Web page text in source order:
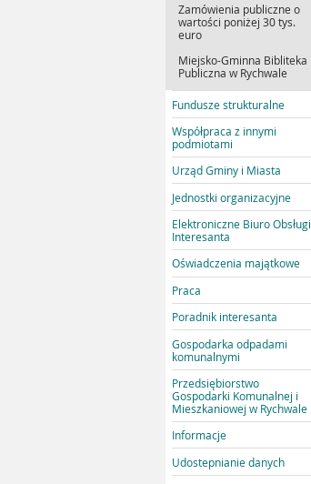
Zamówienia publiczne o
wartości poniżej 30 tys.
euro
Miejsko-Gminna Bibliteka
Publiczna w Rychwale
Fundusze strukturalne
Współpraca z innymi
podmiotami
Urząd Gminy i Miasta
Jednostki organizacyjne
Elektroniczne Biuro Obsługi
Interesanta
Oświadczenia majątkowe
Praca
Poradnik interesanta
Gospodarka odpadami
komunalnymi
Przedsiębiorstwo
Gospodarki Komunalnej i
Mieszkaniowej w Rychwale
Informacje
Udostepnianie danych